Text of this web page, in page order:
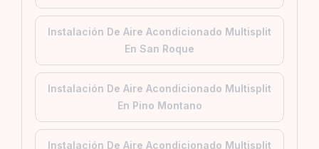
Instalación De Aire Acondicionado Multisplit
En San Roque
Instalación De Aire Acondicionado Multisplit
En Pino Montano
Instalación De Aire Acondicionado Multisplit